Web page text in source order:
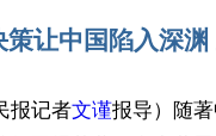
让中国陷入深
报记者文谨报导）随